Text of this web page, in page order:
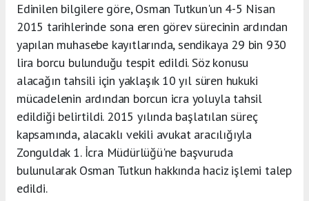
Edinilen bilgilere göre, Osman Tutkun'un 4-5 Nisan
2015 tarihlerinde sona eren görev sürecinin ardından
yapılan muhasebe kayıtlarında, sendikaya 29 bin 930
lira borcu bulunduğu tespit edildi. Söz konusu
alacağın tahsili için yaklaşık 10 yıl süren hukuki
mücadelenin ardından borcun icra yoluyla tahsil
edildiği belirtildi. 2015 yılında başlatılan süreç
kapsamında, alacaklı vekili avukat aracılığıyla
Zonguldak 1. İcra Müdürlüğü'ne başvuruda
bulunularak Osman Tutkun hakkında haciz işlemi talep
edildi.